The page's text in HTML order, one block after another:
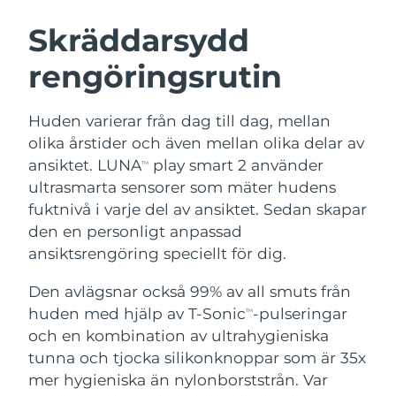
Skräddarsydd
rengöringsrutin
Huden varierar från dag till dag, mellan
olika årstider och även mellan olika delar av
ansiktet. LUNATM
play smart 2 använder
ultrasmarta sensorer som mäter hudens
fuktnivå i varje del av ansiktet. Sedan skapar
den en personligt anpassad
ansiktsrengöring speciellt för dig.
Den avlägsnar också 99% av all smuts från
huden med hjälp av T-SonicTM-pulseringar
och en kombination av ultrahygieniska
tunna och tjocka silikonknoppar som är 35x
mer hygieniska än nylonborststrån. Var
LUNA™ 4-paket
Anti-aging massage
LUNA™ 4 Plus
Massage, LED heating
LUNA™ 4 Men
For men, anti-aging massage
BEAR™ 2-paket
Microcurrent toning
BEAR™ 2 go
Microcurrent toning on-the-go
BEAR™ 2 eyes & lips
Microcurrent line smoothing device
Återfuktning
UFO™ 3-paket
Deep facial hydration
UFO™ 3 LED
Near-infrared and red light therapy
device
Munvård
issa™ 4
Hybrid silicone sonic toothbrush
issa™ 4 plus
Smart hybrid silicone sonic toothbrush
FAQ™ ANTI-AGING-BEHANDLING
Anti-aging LED-behandlingar
NEW
Österrike Förväntad leverans
Bahrain Förväntad leverans
Belgien
Bermuda Förväntad leverans8/16/26
Bosnien och
Hercegovina
Förväntad leverans8/13/26
Brunei Förväntad leverans
Bulgarien Förväntad leverans8/10/26
Kanada Förväntad leverans8/14/26
Chile Förväntad leverans8/14/26